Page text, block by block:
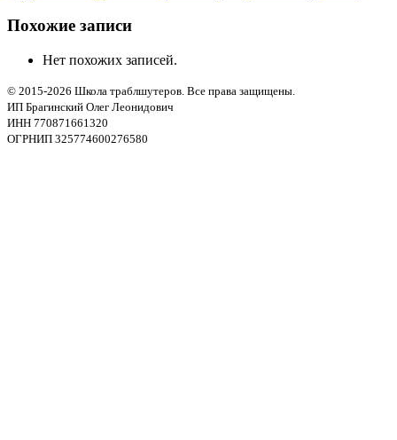
Похожие записи
Нет похожих записей.
© 2015-2026 Школа траблшутеров. Все права защищены.
ИП Брагинский Олег Леонидович
ИНН 770871661320
ОГРНИП 325774600276580